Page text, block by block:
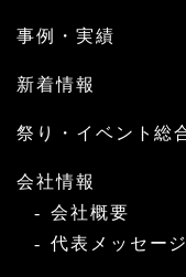
事例・実績
新着情報
祭り・イベント総
会社情報
会社概要
代表メッセージ